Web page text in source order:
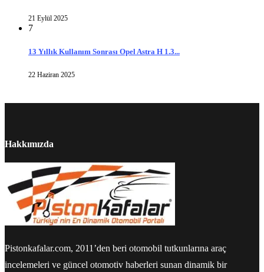
21 Eylül 2025
7
13 Yıllık Kullanım Sonrası Opel Astra H 1.3...
22 Haziran 2025
Hakkımızda
Pistonkafalar.com, 2011’den beri otomobil tutkunlarına araç
incelemeleri ve güncel otomotiv haberleri sunan dinamik bir